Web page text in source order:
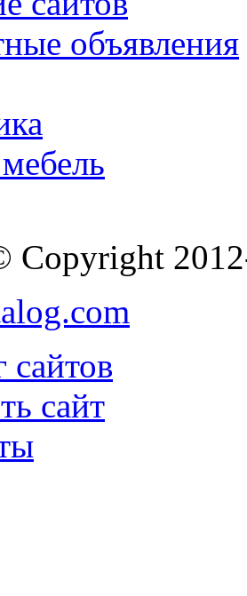
объявления
Copyright
сайтов
сайт